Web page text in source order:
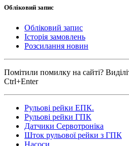
Обліковий запис
Обліковий запис
Історія замовлень
Розсилання новин
Помітили помилку на сайті?
Ctrl+Enter
Рульові рейки ЕПК.
Рульові рейки ГПК
Датчики Сервотроніка
Шток рульової рейки з ГПК
Насоси